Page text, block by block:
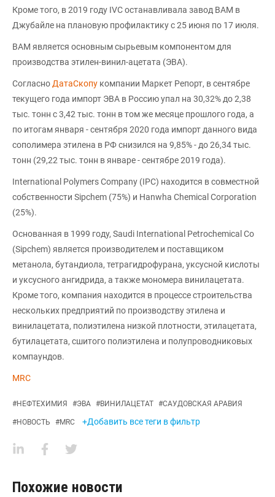
Кроме того, в 2019 году IVC останавливала завод ВАМ в
Джубайле на плановую профилактику с 25 июня по 17 июля.
ВАМ является основным сырьевым компонентом для
производства этилен-винил-ацетата (ЭВА).
Согласно ДатаСкопу компании Маркет Репорт, в сентябре
текущего года импорт ЭВА в Россию упал на 30,32% до 2,38
тыс. тонн с 3,42 тыс. тонн в том же месяце прошлого года, а
по итогам января - сентября 2020 года импорт данного вида
сополимера этилена в РФ снизился на 9,85% - до 26,34 тыс.
тонн (29,22 тыс. тонн в январе - сентябре 2019 года).
International Polymers Company (IPC) находится в совместной
собственности Sipchem (75%) и Hanwha Chemical Corporation
(25%).
Основанная в 1999 году, Saudi International Petrochemical Co
(Sipchem) является производителем и поставщиком
метанола, бутандиола, тетрагидрофурана, уксусной кислоты
и уксусного ангидрида, а также мономера винилацетата.
Кроме того, компания находится в процессе строительства
нескольких предприятий по производству этилена и
винилацетата, полиэтилена низкой плотности, этилацетата,
бутилацетата, сшитого полиэтилена и полупроводниковых
компаундов.
MRC
#НЕФТЕХИМИЯ #ЭВА #ВИНИЛАЦЕТАТ #САУДОВСКАЯ АРАВИЯ
#НОВОСТЬ #MRC +Добавить все теги в фильтр
Похожие новости